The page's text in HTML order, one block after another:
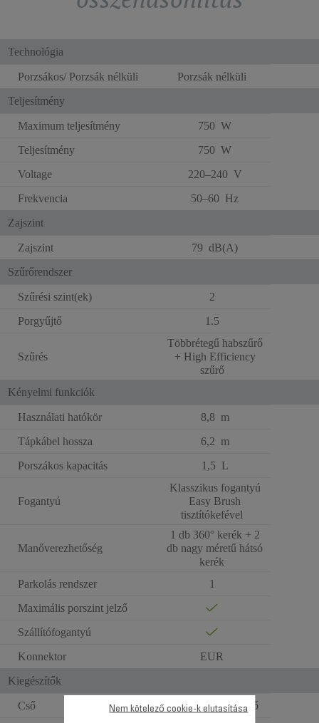
Technológia
Porzsákos/ Porzsák nélküli
Porzsák nélküli
Teljesítmény
Maximum teljesítmény
750 W
Teljesítmény
750 W
Voltage
220–240 V
Frekvencia
50–60 Hz
Zajszint
Zajszint
79 dB(A)
Szűrőrendszer
Szűrési szint(ek)
2
Porgyűjtő
1.5
Szűrés
Többrétegű habszűrő
+ High Efficiency
szűrő
Kényelmi funkciók
Használati hatókör
8,8 m
Tápkábel hossza
6,2 m
Porszákos kapacitás
1,5 L
Fogantyú
Klasszikus fogantyú
Easy Brush
tisztítókefével
Manőverezhetőség
1 db 360° kerék + 2
db nagy méretű hátsó
kerék
Parkolás rendszer
1
Maximális porszint jelző
Szállítófogantyú
Konnektor
EUR
Kiegészítők
Cső
Teleszkópos fém cső
Nem kötelező cookie-k elutasítása